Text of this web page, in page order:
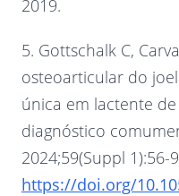
2019.
5. Gottschalk C,
osteoarticular do
única em lactente
diagnóstico
2024;59(Suppl 1):56-
https://doi.org/